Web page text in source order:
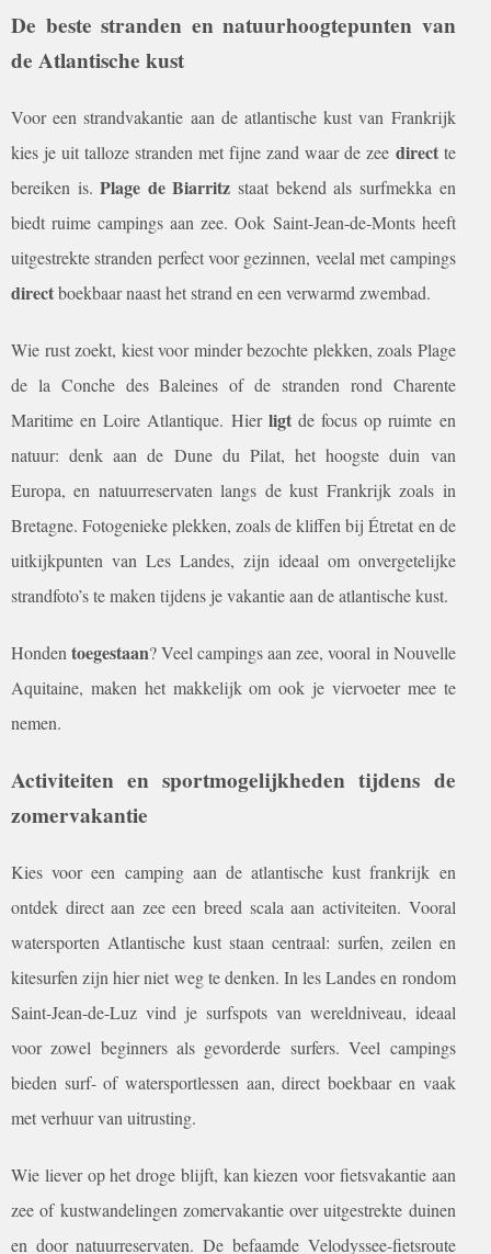
De beste stranden en natuurhoogtepunten van
de Atlantische kust
Voor een strandvakantie aan de atlantische kust van Frankrijk
kies je uit talloze stranden met fijne zand waar de zee directte
bereiken is.Plage de Biarritz staat bekend als surfmekka en
biedt ruime campings aan zee. Ook Saint-Jean-de-Monts heeft
uitgestrekte stranden perfect voor gezinnen, veelal met campings
directboekbaar naast het strand en een verwarmd zwembad.
Wie rust zoekt, kiest voor minder bezochte plekken, zoals Plage
de la Conche des Baleines of de stranden rond Charente
Maritime en Loire Atlantique. Hier ligtde focus op ruimte en
natuur: denk aan de Dune du Pilat, het hoogste duin van
Europa, en natuurreservaten langs de kust Frankrijk zoals in
Bretagne. Fotogenieke plekken, zoals de kliffen bij Étretat en de
uitkijkpunten van Les Landes, zijn ideaal om onvergetelijke
strandfoto’s te maken tijdens je vakantie aan de atlantische kust.
Hondentoegestaan? Veel campings aan zee, vooral in Nouvelle
Aquitaine, maken het makkelijk om ook je viervoeter mee te
nemen.
Activiteiten en sportmogelijkheden tijdens de
zomervakantie
Kies voor een camping aan de atlantische kust frankrijk en
ontdek direct aan zee een breed scala aan activiteiten. Vooral
watersporten Atlantische kust staan centraal: surfen, zeilen en
kitesurfen zijn hier niet weg te denken. In les Landes en rondom
Saint-Jean-de-Luz vind je surfspots van wereldniveau, ideaal
voor zowel beginners als gevorderde surfers. Veel campings
bieden surf- of watersportlessen aan, direct boekbaar en vaak
met verhuur van uitrusting.
Wie liever op het droge blijft, kan kiezen voor fietsvakantie aan
zee of kustwandelingen zomervakantie over uitgestrekte duinen
en door natuurreservaten. De befaamde Velodyssee-fietsroute